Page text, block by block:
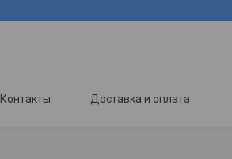
Контакты Доставка и оплата